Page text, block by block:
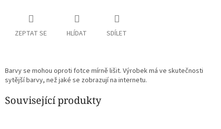
ZEPTAT SE HLÍDAT SDÍLET
Barvy se mohou oproti fotce mírně lišit. Výrobek má ve skutečnosti
sytější barvy, než jaké se zobrazují na internetu.
Související produkty